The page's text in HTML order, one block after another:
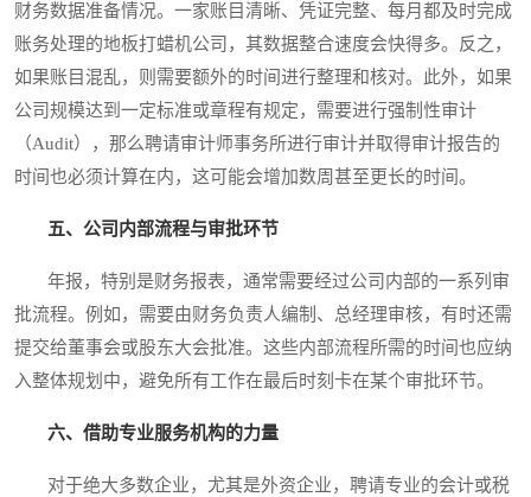
财务数据准备情况。一家账目清晰、凭证完整、每月都及时完成
账务处理的地板打蜡机公司，其数据整合速度会快得多。反之，
如果账目混乱，则需要额外的时间进行整理和核对。此外，如果
公司规模达到一定标准或章程有规定，需要进行强制性审计
（Audit），那么聘请审计师事务所进行审计并取得审计报告的
时间也必须计算在内，这可能会增加数周甚至更长的时间。
五、公司内部流程与审批环节
年报，特别是财务报表，通常需要经过公司内部的一系列审
批流程。例如，需要由财务负责人编制、总经理审核，有时还需
提交给董事会或股东大会批准。这些内部流程所需的时间也应纳
入整体规划中，避免所有工作在最后时刻卡在某个审批环节。
六、借助专业服务机构的力量
对于绝大多数企业，尤其是外资企业，聘请专业的会计或税